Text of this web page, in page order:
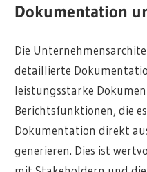
Dokumentation
Die
detaillierte
leistungsstarke
Berichtsfunktionen, die
Dokumentation direkt
generieren. Dies ist